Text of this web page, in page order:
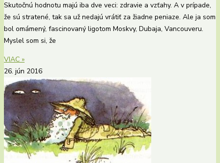
Skutočnú hodnotu majú iba dve veci: zdravie a vzťahy. A v prípade,
že sú stratené, tak sa už nedajú vrátiť za žiadne peniaze. Ale ja som
bol omámený, fascinovaný ligotom Moskvy, Dubaja, Vancouveru.
Myslel som si, že
VIAC »
26. jún 2016